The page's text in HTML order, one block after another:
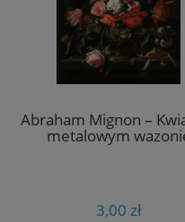
Abraham Mignon –
metalowym
3,00 zł